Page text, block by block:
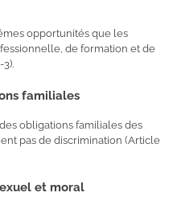
opportunités que les
de formation et de
familiales
obligations familiales des
pas de discrimination (Article
et moral